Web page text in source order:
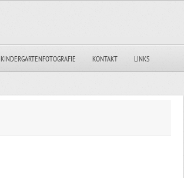
KINDERGARTENFOTOGRAFIE KONTAKT LINKS